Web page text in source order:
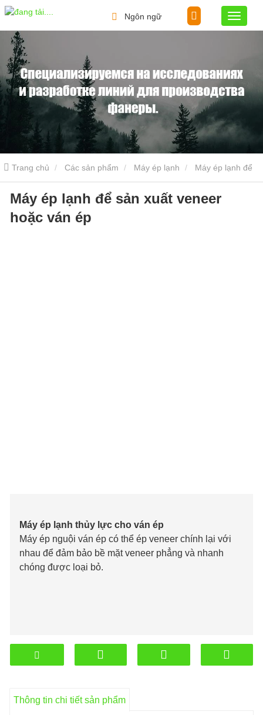
Ngôn ngữ
Trang chủ Các sản phẩm Máy ép lạnh
sản xuất veneer hoặc ván ép
Máy ép lạnh để sản xuất veneer
hoặc ván ép
Máy ép lạnh thủy lực cho ván ép
Máy ép nguội ván ép có thể ép veneer chính lại với
nhau để đảm bảo bề mặt veneer phẳng và nhanh
chóng được loại bỏ.
Thông tin chi tiết sản phẩm